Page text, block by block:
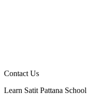
Contact Us
Learn Satit Pattana School